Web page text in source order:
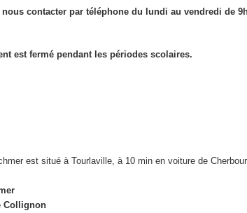
contacter par téléphone du lundi au vendredi de
est fermé pendant les périodes scolaires.
est situé à Tourlaville, à 10 min en voiture de
Collignon